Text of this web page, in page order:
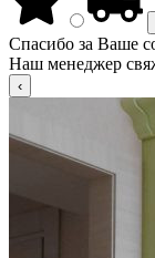
Спасибо за Ваше
Наш менеджер